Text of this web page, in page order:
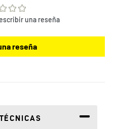
una reseña
reseña